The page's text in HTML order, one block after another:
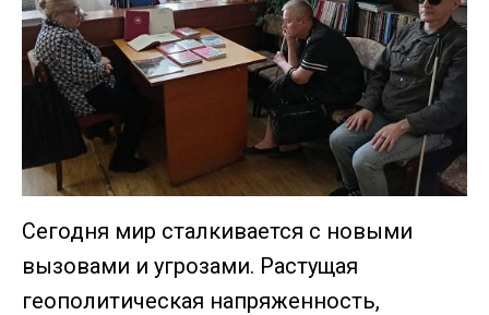
Сегодня мир сталкивается с новыми
вызовами и угрозами. Растущая
геополитическая напряженность,